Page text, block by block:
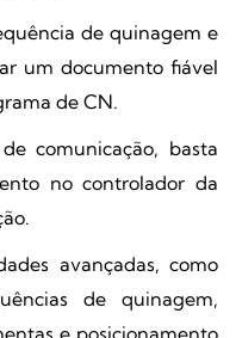
de quinagem e
um documento fiável
de CN.
comunicação, basta
no controlador da
avançadas, como
de quinagem,
e posicionamento